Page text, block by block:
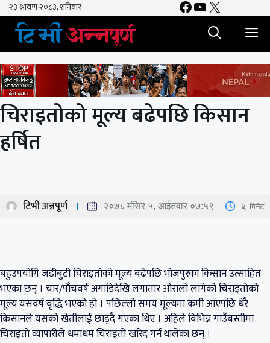
Skip
content
Facebook
YouTube
X
चिराइतोको मूल्य बढेपछि किसान
हर्षित
टिभी अन्नपूर्ण २०७८ मंसिर ५, आईतवार ०७:५९ 5 मिनेट
बहुउपयोगि जडीबुटी चिराइतोको मूल्य बढेपछि भोजपुरका किसान उत्साहित
भएका छन् । चार/पाँचवर्ष अगाडिदेखि लगातार ओरालो लागेको चिराइतोको
मूल्य यसवर्ष वृद्धि भएको हो । पछिल्लो समय मूल्यमा कमी आएपछि धेरै
किसानले यसको खेतीलाई छाड्दै गएका थिए । अहिले विभिन्न गाउँबस्तीमा
चिराइतो व्यापारीले धमाधम चिराइतो खरिद गर्न थालेका छन् ।